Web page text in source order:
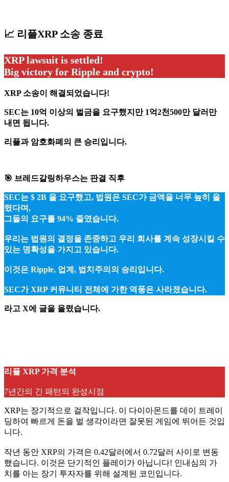
📈 리플XRP 소송 종료
XRP lawsuit is settled!
Big victory for Ripple and crypto!
XRP 소송이 해결되었습니다!
SEC는 10억 이상의 벌금을 요구했지만 1억2천500만 달러만
내면 됩니다.
리플과 암호화폐의 큰 승리입니다.
🎯 브레드갈링하우스는 판결 직후
SEC는 $ 2B 을 요구했고, 법원은 SEC가 금액을 너무 높히 올
렸다며,
그들의 요구를 94% 줄였습니다.
우리는 법원의 결정을 존중하고 우리 회사를 계속 성장시킬 수
있는 명확성을 가지고 있습니다.
이것은 Ripple, 업계, 법치주의의 승리입니다.
SEC가 XRP 커뮤니티 전체에 가한 역풍은 사라졌습니다.
라고 X에 글을 올렸습니다.
리플 XRP 가격 분석
7년간의 긴 패턴의 완성시점
XRP는 장기적으로 걸작입니다. 이 다이아몬드를 데이 트레이
딩하여 빠르게 돈을 벌 생각이라면 잘못된 게임에 뛰어든 것입
니다.
작년 동안 XRP의 가격은 0.42달러에서 0.72달러 사이로 변동
했습니다. 이것은 단기적인 플레이가 아닙니다! 인내심의 가
치를 아는 장기 투자자를 위해 설계된 코인입니다.